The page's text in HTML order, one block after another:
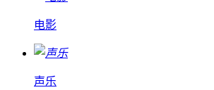
电影
声乐